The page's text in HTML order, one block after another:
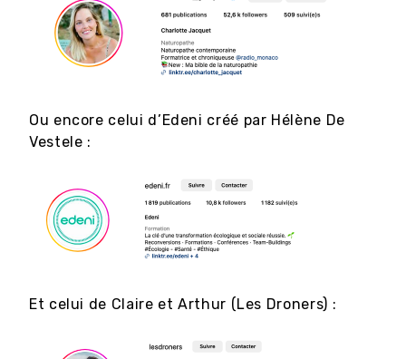
Ou encore celui d’Edeni créé par Hélène De
Vestele :
Et celui de Claire et Arthur (Les Droners) :